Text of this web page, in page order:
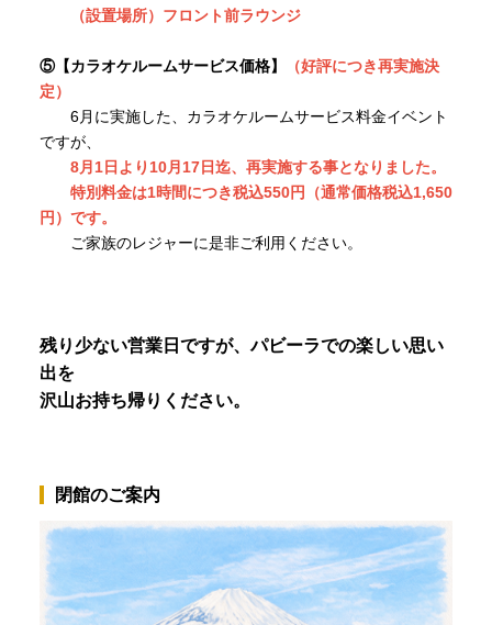
（設置場所）フロント前ラウンジ
⑤【カラオケルームサービス価格】
（好評につき再実施決
定）
6月に実施した、カラオケルームサービス料金イベント
ですが、
8月1日より10月17日迄、再実施する事となりました。
特別料金は1時間につき税込550円（通常価格税込1,650
円）です。
ご家族のレジャーに是非ご利用ください。
残り少ない営業日ですが、パビーラでの楽しい思い
出を
沢山お持ち帰りください。
閉館のご案内